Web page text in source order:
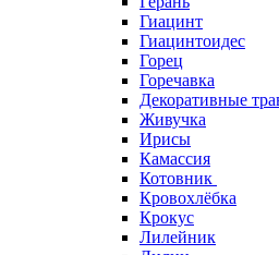
Гиацинт
Гиацинтоидес
Горец
Горечавка
Декоративные
Живучка
Ирисы
Камассия
Котовник
Кровохлёбка
Крокус
Лилейник